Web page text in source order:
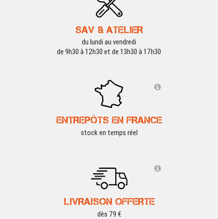
SAV & ATELIER
du lundi au vendredi
de 9h30 à 12h30 et de 13h30 à 17h30
ENTREPÔTS EN FRANCE
stock en temps réel
LIVRAISON OFFERTE
dès 79 €